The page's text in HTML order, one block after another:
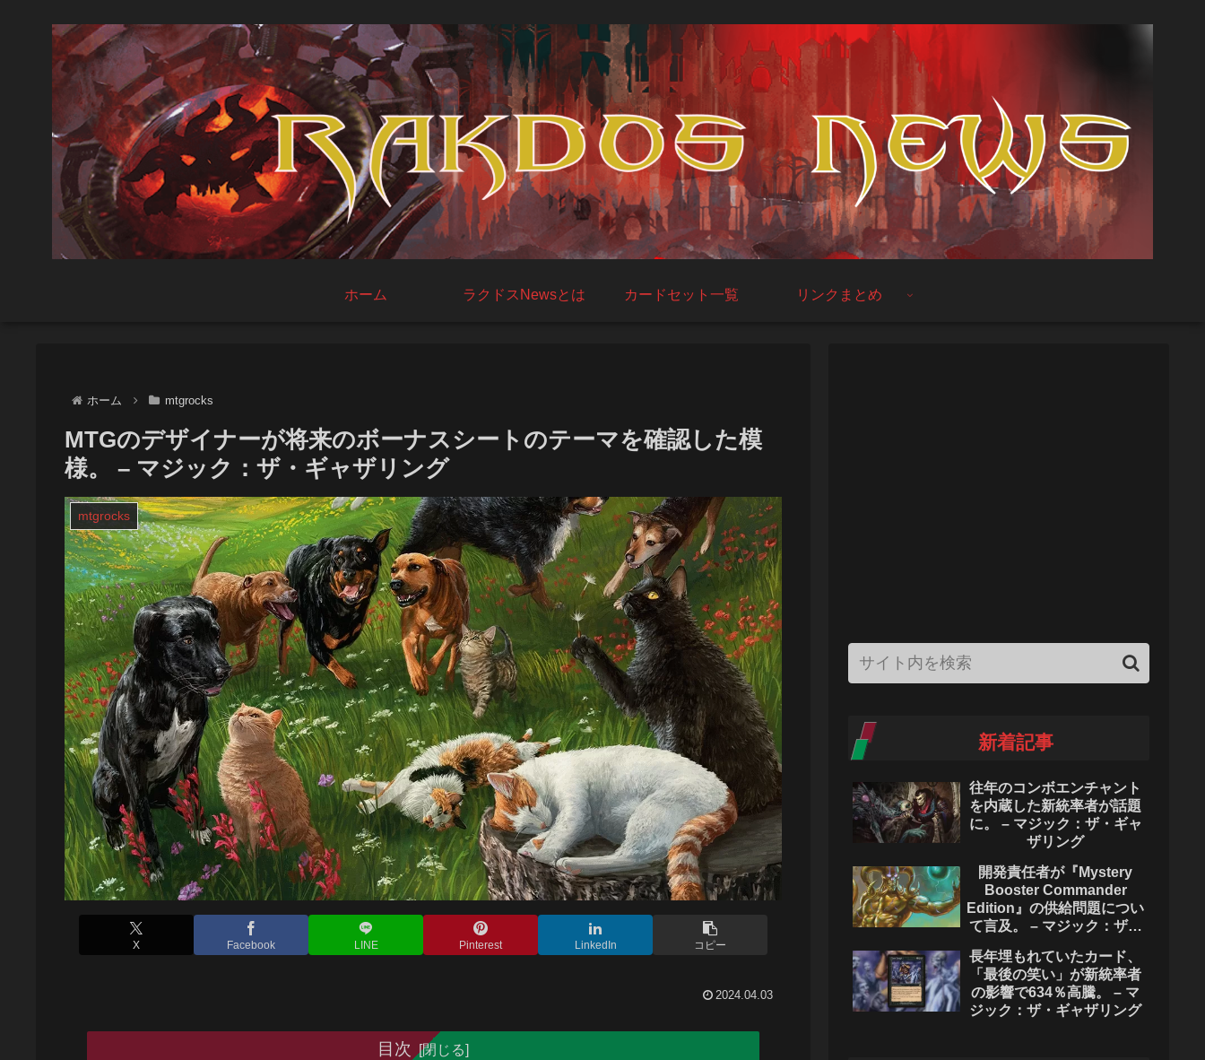
ホーム ラクドスNewsとは カードセット一覧 リンクまとめ
ホーム mtgrocks
MTGのデザイナーが将来のボーナスシートのテーマを確認した模
様。 – マジック：ザ・ギャザリング
mtgrocks
X Facebook LINE Pinterest LinkedIn コピー
2024.04.03
目次
新着記事
往年のコンボエンチャント
を内蔵した新統率者が話題
に。 – マジック：ザ・ギャ
ザリング
開発責任者が『Mystery
Booster Commander
Edition』の供給問題につい
て言及。 – マジック：ザ・
長年埋もれていたカード、
「最後の笑い」が新統率者
の影響で634％高騰。 – マ
ジック：ザ・ギャザリング